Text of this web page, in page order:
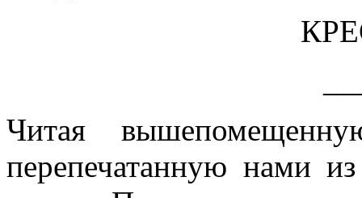
Читая
перепечатанную нами